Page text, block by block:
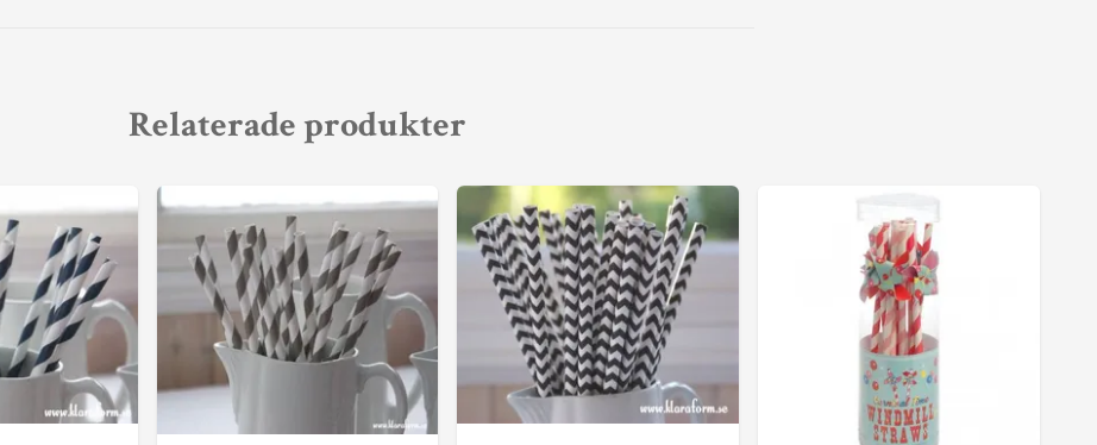
Relaterade produkter